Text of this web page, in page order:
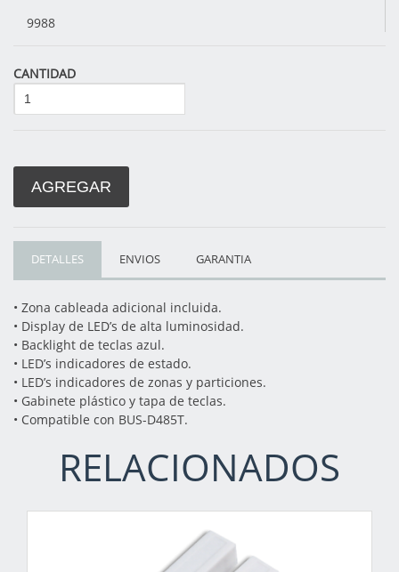
9988
CANTIDAD
AGREGAR
DETALLES ENVIOS GARANTIA
• Zona cableada adicional incluida.
• Display de LED’s de alta luminosidad.
• Backlight de teclas azul.
• LED’s indicadores de estado.
• LED’s indicadores de zonas y particiones.
• Gabinete plástico y tapa de teclas.
• Compatible con BUS-D485T.
RELACIONADOS